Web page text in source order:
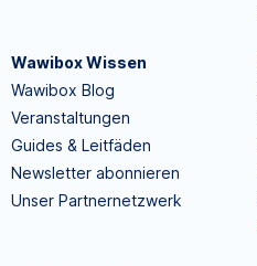
Wawibox Wissen
Wawibox Blog
Veranstaltungen
Guides & Leitfäden
Newsletter abonnieren
Unser Partnernetzwerk